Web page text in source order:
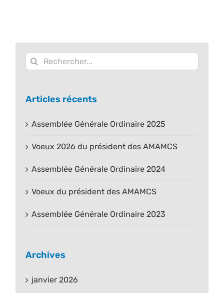
Rechercher:
Articles récents
Assemblée Générale Ordinaire 2025
Voeux 2026 du président des AMAMCS
Assemblée Générale Ordinaire 2024
Voeux du président des AMAMCS
Assemblée Générale Ordinaire 2023
Archives
janvier 2026